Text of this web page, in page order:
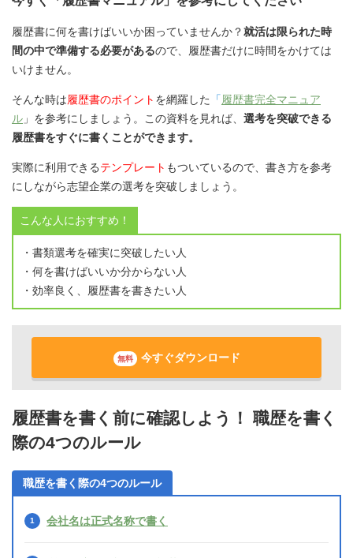
履歴書に何を書けばいいか困っていませんか？就活は限られた時
間の中で準備する必要があるので、履歴書だけに時間をかけては
いけません。
そんな時は履歴書のポイント を網羅した 「履歴書完全マニュア
ル 」を参考にしましょう。この資料を見れば、 選考を突破できる
履歴書をすぐに書くことができます。
実際に利用できるテンプレート もついているので、書き方を参考
にしながら志望企業の選考を突破しましょう。
こんな人におすすめ！
・書類選考を確実に突破したい人
・何を書けばいいか分からない人
・効率良く、履歴書を書きたい人
無料 今すぐダウンロード
履歴書を書く前に確認しよう！ 職歴を書く
際の4つのルール
職歴を書く際の4つのルール
会社名は正式名称で書く